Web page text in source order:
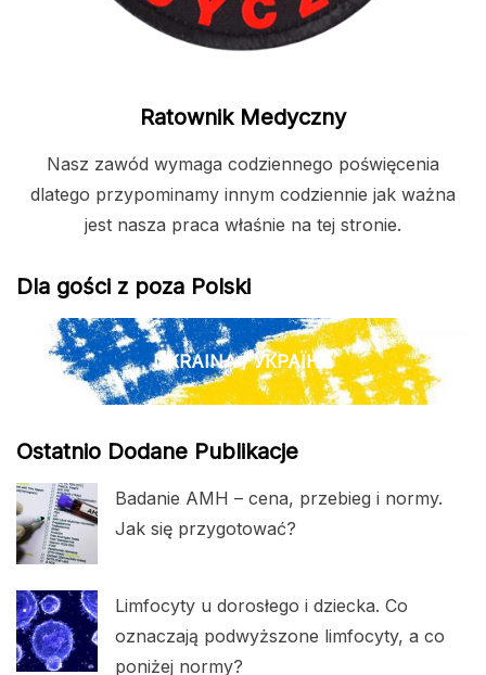
Ratownik Medyczny
Nasz zawód wymaga codziennego poświęcenia
dlatego przypominamy innym codziennie jak ważna
jest nasza praca właśnie na tej stronie.
Dla gości z poza Polski
UKRAINA / УКРАЇНА
Ostatnio Dodane Publikacje
Badanie AMH – cena, przebieg i normy.
Jak się przygotować?
Limfocyty u dorosłego i dziecka. Co
oznaczają podwyższone limfocyty, a co
poniżej normy?